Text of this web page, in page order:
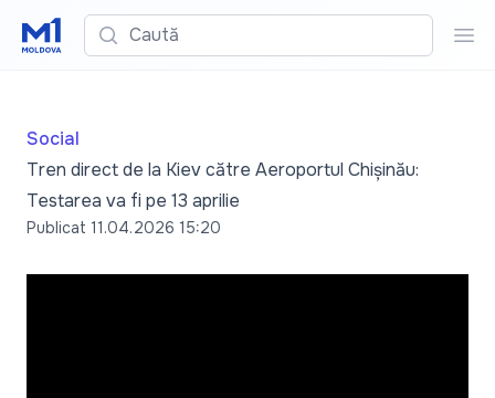
Caută
Social
Tren direct de la Kiev către Aeroportul Chișinău:
Testarea va fi pe 13 aprilie
Publicat 11.04.2026 15:20